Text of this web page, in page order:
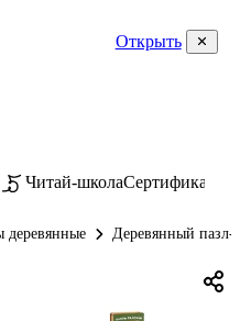
Открыть
Читай-школаСертификаты
деревянные Деревянный пазл-